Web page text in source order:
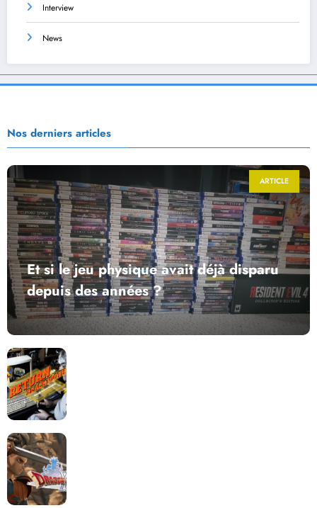
Interview
News
Nos derniers articles
ARTICLE
Et si le jeu physique avait déjà disparu
depuis des années ?